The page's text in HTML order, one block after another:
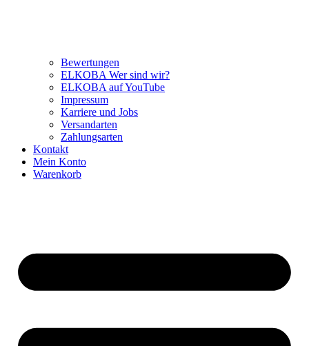
Bewertungen
ELKOBA Wer sind wir?
ELKOBA auf YouTube
Impressum
Karriere und Jobs
Versandarten
Zahlungsarten
Kontakt
Mein Konto
Warenkorb